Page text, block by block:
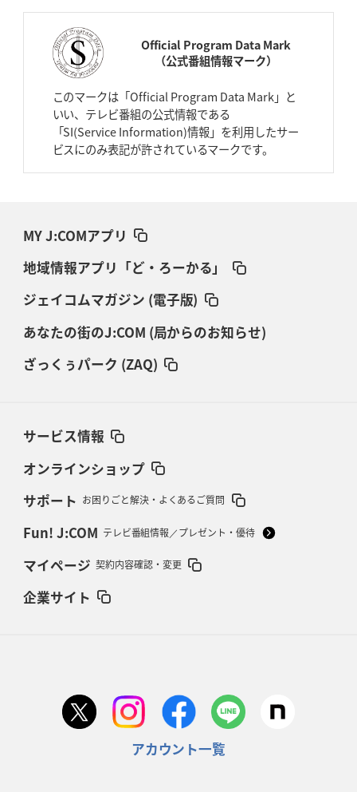
Official Program Data Mark
（公式番組情報マーク）
このマークは「Official Program Data Mark」と
いい、テレビ番組の公式情報である
「SI(Service Information)情報」を利用したサー
ビスにのみ表記が許されているマークです。
MY J:COMアプリ
地域情報アプリ「ど・ろーかる」
ジェイコムマガジン (電子版)
あなたの街のJ:COM (局からのお知らせ)
ざっくぅパーク (ZAQ)
サービス情報
オンラインショップ
サポート お困りごと解決・よくあるご質問
Fun! J:COM テレビ番組情報／プレゼント・優待
マイページ 契約内容確認・変更
企業サイト
アカウント一覧